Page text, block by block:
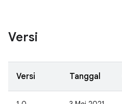
Versi
Versi Tanggal